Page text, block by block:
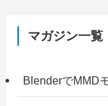
マガジン一覧
BlenderでMMD